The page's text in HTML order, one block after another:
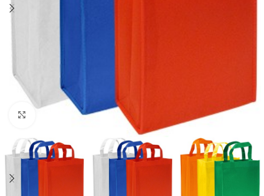
Clic para ampliar